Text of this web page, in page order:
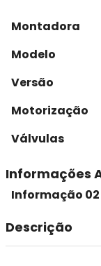
Montadora
Modelo
Versão
Motorização
Válvulas
Informações
Informação 02
Descrição